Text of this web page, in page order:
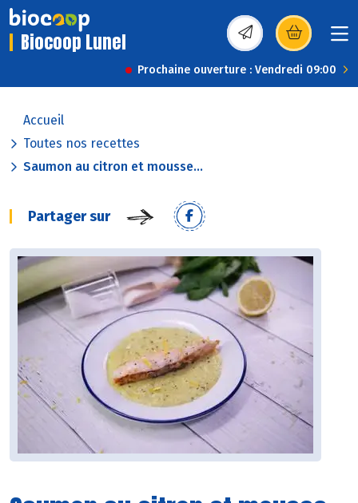
Biocoop Lunel (s’ouvre dans une
Prochaine ouverture : Vendredi 09:00
Accueil
Toutes nos recettes
Saumon au citron et mousse...
Partager sur